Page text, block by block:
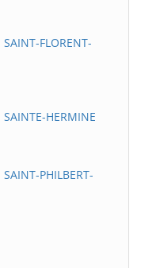
FLORENT-
HERMINE
PHILBERT-